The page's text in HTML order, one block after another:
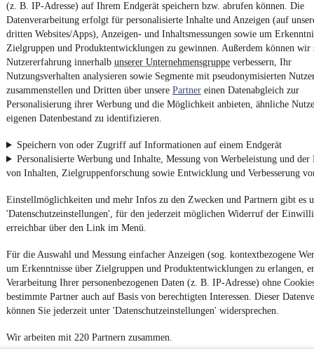
(z. B. IP-Adresse) auf Ihrem Endgerät speichern bzw. abrufen können. Die
Datenverarbeitung erfolgt für personalisierte Inhalte und Anzeigen (auf
dritten Websites/Apps), Anzeigen- und Inhaltsmessungen sowie um
Zielgruppen und Produktentwicklungen zu gewinnen. Außerdem können wir
Nutzererfahrung innerhalb unserer Unternehmensgruppe verbessern, Ihr
Nutzungsverhalten analysieren sowie Segmente mit pseudonymisierten
zusammenstellen und Dritten über unsere Partner einen Datenabgleich zur
Personalisierung ihrer Werbung und die Möglichkeit anbieten, ähnliche
eigenen Datenbestand zu identifizieren.
Speichern von oder Zugriff auf Informationen auf einem Endgerät
Personalisierte Werbung und Inhalte, Messung von Werbeleistung und der
von Inhalten, Zielgruppenforschung sowie Entwicklung und Verbesserung
Einstellmöglichkeiten und mehr Infos zu den Zwecken und Partnern gibt es
'Datenschutzeinstellungen', für den jederzeit möglichen Widerruf der
erreichbar über den Link im Menü.
Für die Auswahl und Messung einfacher Anzeigen (sog. kontextbezogene
um Erkenntnisse über Zielgruppen und Produktentwicklungen zu erlangen,
Verarbeitung Ihrer personenbezogenen Daten (z. B. IP-Adresse) ohne
bestimmte Partner auch auf Basis von berechtigten Interessen. Dieser
können Sie jederzeit unter 'Datenschutzeinstellungen' widersprechen.
Wir arbeiten mit 220 Partnern zusammen.